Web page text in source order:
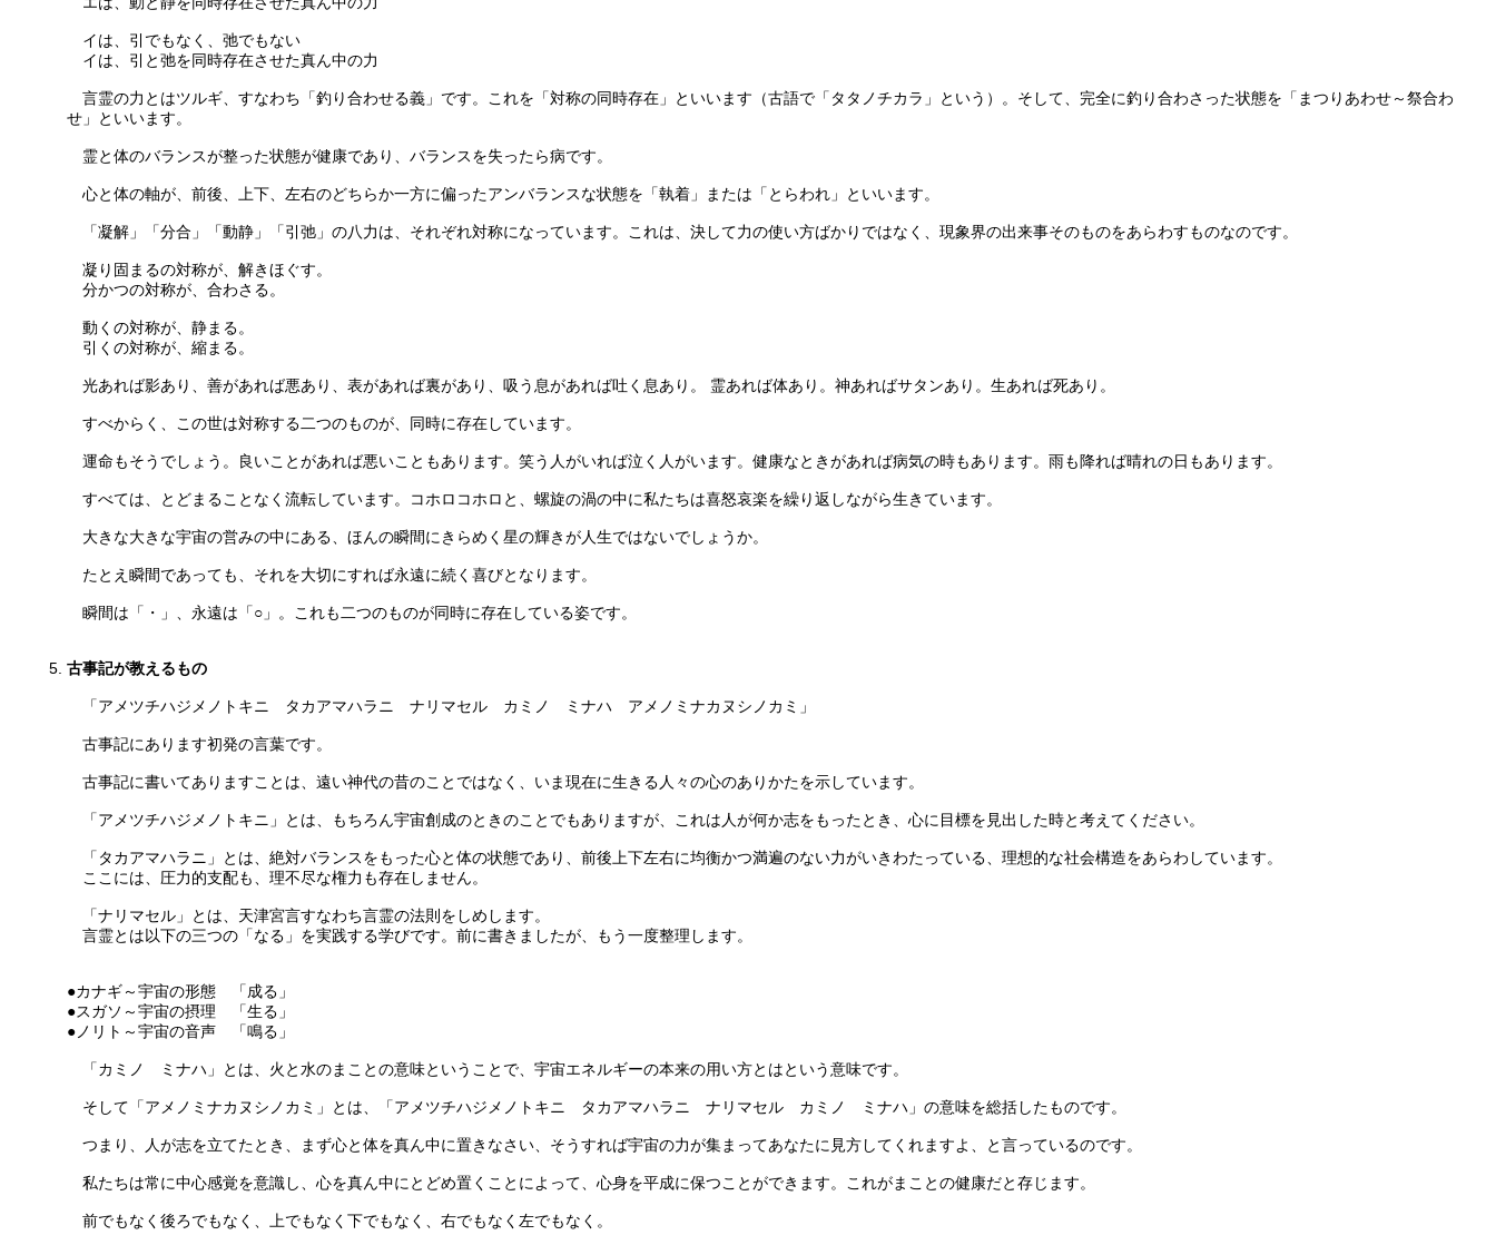
イは、引でもなく、弛でもない
イは、引と弛を同時存在させた真ん中の力
言霊の力とはツルギ、すなわち「釣り合わせる義」です。これを「対称の同時存在」といいます（古語で「タタノチカラ」という）。そして、完全に釣り合わさった状態を「まつりあわせ～祭合わ
せ」といいます。
霊と体のバランスが整った状態が健康であり、バランスを失ったら病です。
心と体の軸が、前後、上下、左右のどちらか一方に偏ったアンバランスな状態を「執着」または「とらわれ」といいます。
「凝解」「分合」「動静」「引弛」の八力は、それぞれ対称になっています。これは、決して力の使い方ばかりではなく、現象界の出来事そのものをあらわすものなのです。
凝り固まるの対称が、解きほぐす。
分かつの対称が、合わさる。
動くの対称が、静まる。
引くの対称が、縮まる。
光あれば影あり、善があれば悪あり、表があれば裏があり、吸う息があれば吐く息あり。 霊あれば体あり。神あればサタンあり。生あれば死あり。
すべからく、この世は対称する二つのものが、同時に存在しています。
運命もそうでしょう。良いことがあれば悪いこともあります。笑う人がいれば泣く人がいます。健康なときがあれば病気の時もあります。雨も降れば晴れの日もあります。
すべては、とどまることなく流転しています。コホロコホロと、螺旋の渦の中に私たちは喜怒哀楽を繰り返しながら生きています。
大きな大きな宇宙の営みの中にある、ほんの瞬間にきらめく星の輝きが人生ではないでしょうか。
たとえ瞬間であっても、それを大切にすれば永遠に続く喜びとなります。
瞬間は「・」、永遠は「○」。これも二つのものが同時に存在している姿です。
古事記が教えるもの
「アメツチハジメノトキニ タカアマハラニ ナリマセル カミノ ミナハ アメノミナカヌシノカミ」
古事記にあります初発の言葉です。
古事記に書いてありますことは、遠い神代の昔のことではなく、いま現在に生きる人々の心のありかたを示しています。
「アメツチハジメノトキニ」とは、もちろん宇宙創成のときのことでもありますが、これは人が何か志をもったとき、心に目標を見出した時と考えてください。
「タカアマハラニ」とは、絶対バランスをもった心と体の状態であり、前後上下左右に均衡かつ満遍のない力がいきわたっている、理想的な社会構造をあらわしています。
ここには、圧力的支配も、理不尽な権力も存在しません。
「ナリマセル」とは、天津宮言すなわち言霊の法則をしめします。
言霊とは以下の三つの「なる」を実践する学びです。前に書きましたが、もう一度整理します。
●カナギ～宇宙の形態 「成る」
●スガソ～宇宙の摂理 「生る」
●ノリト～宇宙の音声 「鳴る」
「カミノ ミナハ」とは、火と水のまことの意味ということで、宇宙エネルギーの本来の用い方とはという意味です。
そして「アメノミナカヌシノカミ」とは、「アメツチハジメノトキニ タカアマハラニ ナリマセル カミノ ミナハ」の意味を総括したものです。
つまり、人が志を立てたとき、まず心と体を真ん中に置きなさい、そうすれば宇宙の力が集まってあなたに見方してくれますよ、と言っているのです。
私たちは常に中心感覚を意識し、心を真ん中にとどめ置くことによって、心身を平成に保つことができます。これがまことの健康だと存じます。
前でもなく後ろでもなく、上でもなく下でもなく、右でもなく左でもなく。